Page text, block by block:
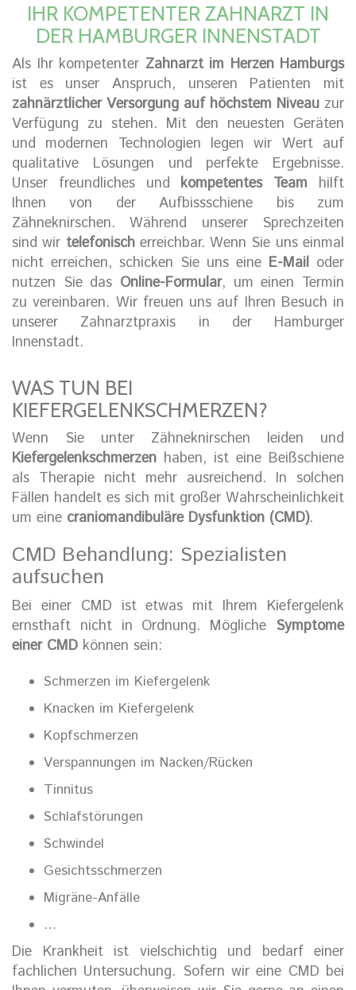
IHR KOMPETENTER ZAHNARZT IN
DER HAMBURGER INNENSTADT
Als Ihr kompetenter Zahnarzt im Herzen Hamburgs
ist es unser Anspruch, unseren Patienten mit
zahnärztlicher Versorgung auf höchstem Niveau zur
Verfügung zu stehen. Mit den neuesten Geräten
und modernen Technologien legen wir Wert auf
qualitative Lösungen und perfekte Ergebnisse.
Unser freundliches und kompetentes Team hilft
Ihnen von der Aufbissschiene bis zum
Zähneknirschen. Während unserer Sprechzeiten
sind wir telefonischerreichbar. Wenn Sie uns einmal
nicht erreichen, schicken Sie uns eine E-Mail oder
nutzen Sie das Online-Formular, um einen Termin
zu vereinbaren. Wir freuen uns auf Ihren Besuch in
unserer Zahnarztpraxis in der Hamburger
Innenstadt.
WAS TUN BEI
KIEFERGELENKSCHMERZEN?
Wenn Sie unter Zähneknirschen leiden und
Kiefergelenkschmerzen haben, ist eine Beißschiene
als Therapie nicht mehr ausreichend. In solchen
Fällen handelt es sich mit großer Wahrscheinlichkeit
um eine craniomandibuläre Dysfunktion (CMD).
CMD Behandlung: Spezialisten
aufsuchen
Bei einer CMD ist etwas mit Ihrem Kiefergelenk
ernsthaft nicht in Ordnung. Mögliche Symptome
einer CMD können sein:
Schmerzen im Kiefergelenk
Knacken im Kiefergelenk
Kopfschmerzen
Verspannungen im Nacken/Rücken
Tinnitus
Schlafstörungen
Schwindel
Gesichtsschmerzen
Migräne-Anfälle
…
Die Krankheit ist vielschichtig und bedarf einer
fachlichen Untersuchung. Sofern wir eine CMD bei